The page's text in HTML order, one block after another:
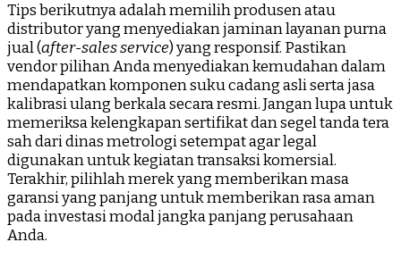
Tips berikutnya adalah memilih produsen atau
distributor yang menyediakan jaminan layanan purna
jual (after-sales service) yang responsif. Pastikan
vendor pilihan Anda menyediakan kemudahan dalam
mendapatkan komponen suku cadang asli serta jasa
kalibrasi ulang berkala secara resmi. Jangan lupa untuk
memeriksa kelengkapan sertifikat dan segel tanda tera
sah dari dinas metrologi setempat agar legal
digunakan untuk kegiatan transaksi komersial.
Terakhir, pilihlah merek yang memberikan masa
garansi yang panjang untuk memberikan rasa aman
pada investasi modal jangka panjang perusahaan
Anda.